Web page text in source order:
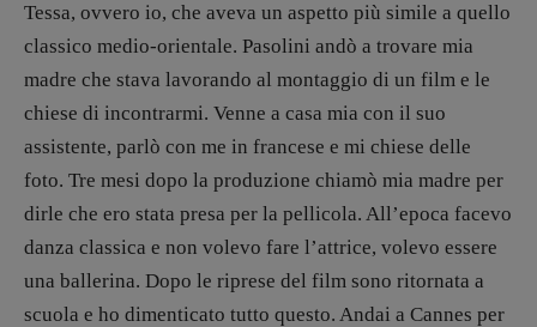
Tessa, ovvero io, che aveva un aspetto più simile a quello
classico medio-orientale. Pasolini andò a trovare mia
madre che stava lavorando al montaggio di un film e le
chiese di incontrarmi. Venne a casa mia con il suo
assistente, parlò con me in francese e mi chiese delle
foto. Tre mesi dopo la produzione chiamò mia madre per
dirle che ero stata presa per la pellicola. All’epoca facevo
danza classica e non volevo fare l’attrice, volevo essere
una ballerina. Dopo le riprese del film sono ritornata a
scuola e ho dimenticato tutto questo. Andai a Cannes per